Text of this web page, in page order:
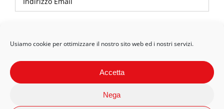
Usiamo cookie per ottimizzare il nostro sito web ed i nostri servizi.
Accetta
Nega